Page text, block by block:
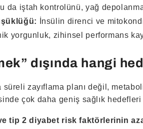
da iştah kontrolünü, yağ
İnsülin direnci ve
yorgunluk, zihinsel performans
dışında hangi
zayıflama planı değil,
çok daha geniş sağlık
tip 2 diyabet risk faktörlerinin